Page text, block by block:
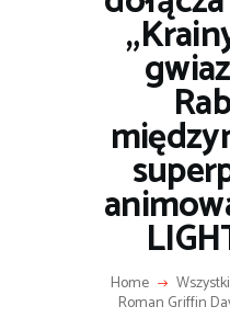
Home
Roman Griffin
IT I
LIFESTYLE